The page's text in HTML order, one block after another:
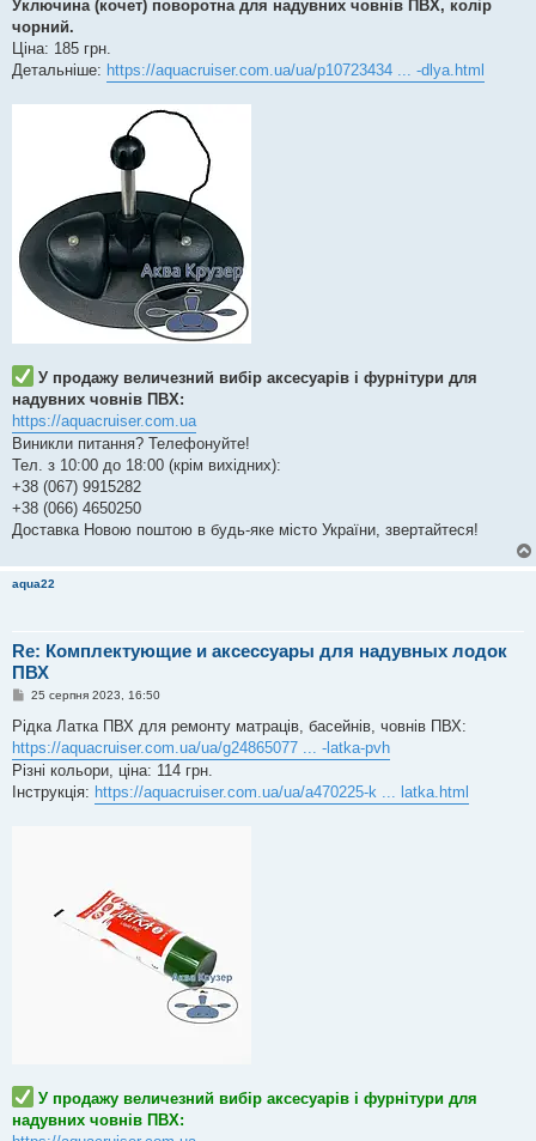
Уключина (кочет) поворотна для надувних човнів ПВХ, колір
чорний.
Ціна: 185 грн.
Детальніше: https://aquacruiser.com.ua/ua/p10723434 ... -dlya.html
У продажу величезний вибір аксесуарів і фурнітури для
надувних човнів ПВХ:
https://aquacruiser.com.ua
Виникли питання? Телефонуйте!
Тел. з 10:00 до 18:00 (крім вихідних):
+38 (067) 9915282
+38 (066) 4650250
Доставка Новою поштою в будь-яке місто України, звертайтеся!
aqua22
Re: Комплектующие и аксессуары для надувных лодок
ПВХ
П
в
і
д
о
м
л
25 серпня 2023, 16:50
Рідка Латка ПВХ для ремонту матраців, басейнів, човнів ПВХ:
https://aquacruiser.com.ua/ua/g24865077 ... -latka-pvh
Різні кольори, ціна: 114 грн.
Інструкція: https://aquacruiser.com.ua/ua/a470225-k ... latka.html
У продажу величезний вибір аксесуарів і фурнітури для
надувних човнів ПВХ: